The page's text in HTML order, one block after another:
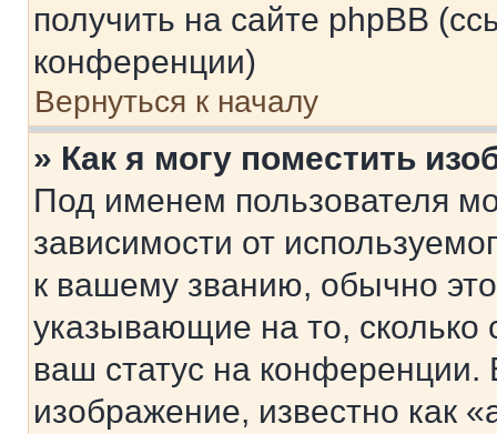
получить на сайте phpBB
конференции)
Вернуться к началу
» Как я могу поместить
Под именем пользователя
зависимости от
к вашему званию, обычно это
указывающие на то,
ваш статус на
изображение, известно как